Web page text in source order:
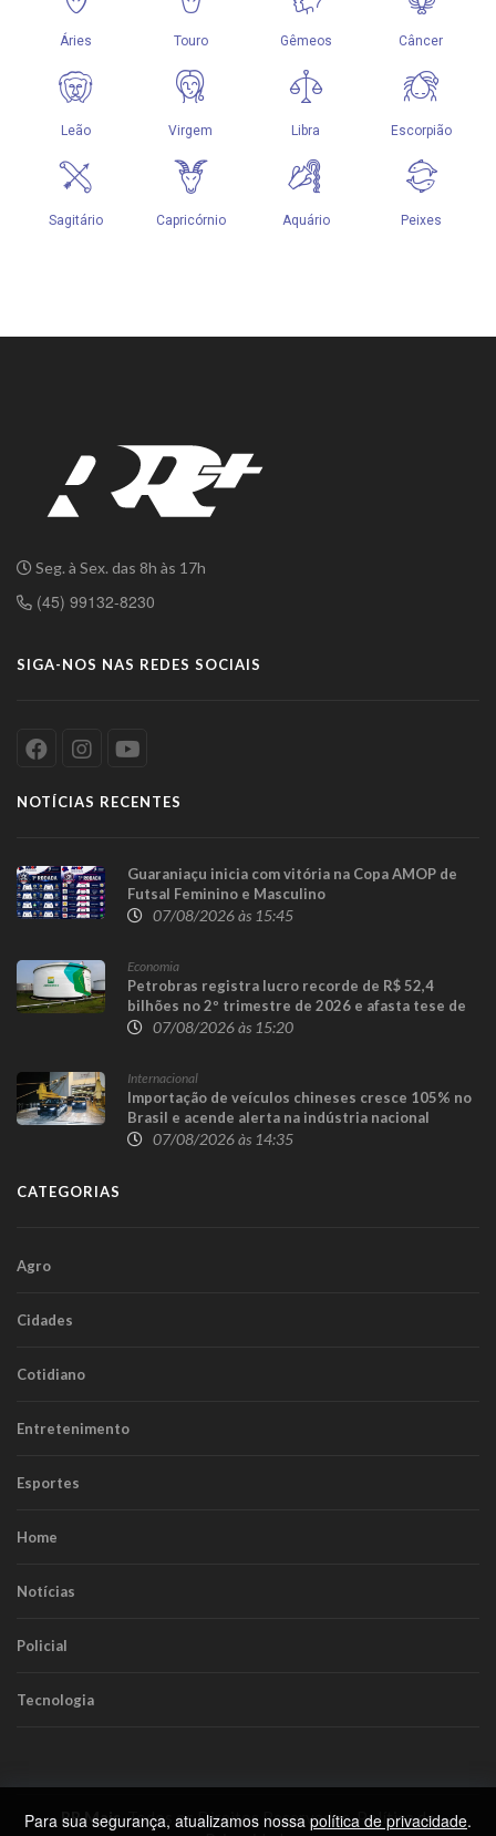
Seg. à Sex. das 8h às 17h
(45) 99132-8230
SIGA-NOS NAS REDES SOCIAIS
NOTÍCIAS RECENTES
Guaraniaçu inicia com vitória na Copa AMOP de
Futsal Feminino e Masculino
07/08/2026 às 15:45
Economia
Petrobras registra lucro recorde de R$ 52,4
bilhões no 2º trimestre de 2026 e afasta tese de
defasagem nos combustíveis
07/08/2026 às 15:20
Internacional
Importação de veículos chineses cresce 105% no
Brasil e acende alerta na indústria nacional
07/08/2026 às 14:35
CATEGORIAS
Agro
Cidades
Cotidiano
Entretenimento
Esportes
Home
Notícias
Policial
Tecnologia
RR Mais. Todos os Direitos Reservados.Política de
Para sua segurança, atualizamos nossa política de privacidade.